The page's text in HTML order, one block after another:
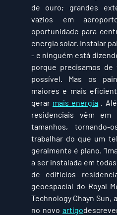
de ouro; grandes
vazios em
oportunidade para
energia solar. Instalar
- e ninguém está
porque precisamos
possível. Mas os
maiores e mais
gerar mais energia .
residenciais vêm
tamanhos,
trabalhar do que um
geralmente é plano.
a ser instalada em
de edifícios
geoespacial do Royal
Technology Chayn
no novo artigo